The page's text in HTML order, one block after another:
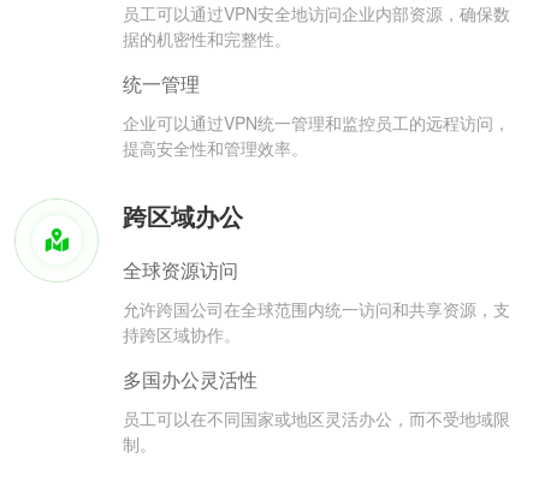
员工可以通过VPN安全地访问企业内部资源，确保数
据的机密性和完整性。
统一管理
企业可以通过VPN统一管理和监控员工的远程访问，
提高安全性和管理效率。
跨区域办公
全球资源访问
允许跨国公司在全球范围内统一访问和共享资源，支
持跨区域协作。
多国办公灵活性
员工可以在不同国家或地区灵活办公，而不受地域限
制。